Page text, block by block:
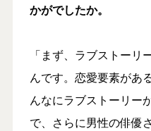
かがでしたか。
「まず、ラブストーリ
んです。恋愛要素があ
んなにラブストーリー
で、さらに男性の俳優